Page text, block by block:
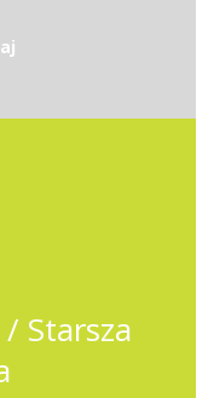
Starsza